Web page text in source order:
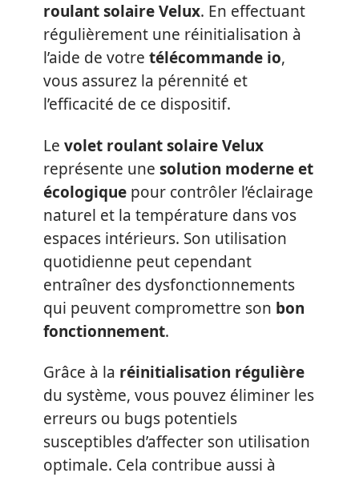
roulant solaire Velux. En effectuant
régulièrement une réinitialisation à
l’aide de votre télécommande io,
vous assurez la pérennité et
l’efficacité de ce dispositif.
Le volet roulant solaire Velux
représente une solution moderne et
écologique pour contrôler l’éclairage
naturel et la température dans vos
espaces intérieurs. Son utilisation
quotidienne peut cependant
entraîner des dysfonctionnements
qui peuvent compromettre son bon
fonctionnement.
Grâce à la réinitialisation régulière
du système, vous pouvez éliminer les
erreurs ou bugs potentiels
susceptibles d’affecter son utilisation
optimale. Cela contribue aussi à